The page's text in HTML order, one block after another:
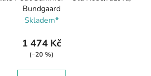
Bundgaard
Skladem*
1 474 Kč
(–20 %)